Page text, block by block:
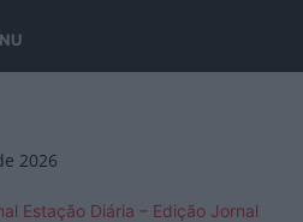
2026
Estação Diária – Edição Jornal